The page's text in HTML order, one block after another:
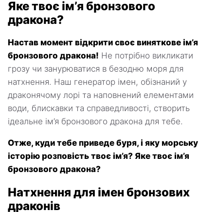
Яке твоє ім’я бронзового
дракона?
Настав момент відкрити своє виняткове ім’я
бронзового дракона! Не потрібно викликати
грозу чи занурюватися в безодню моря для
натхнення. Наш генератор імен, обізнаний у
драконячому лорі та наповнений елементами
води, блискавки та справедливості, створить
ідеальне ім’я бронзового дракона для тебе.
Отже, куди тебе приведе буря, і яку морську
історію розповість твоє ім’я? Яке твоє ім’я
бронзового дракона?
Натхнення для імен бронзових
драконів